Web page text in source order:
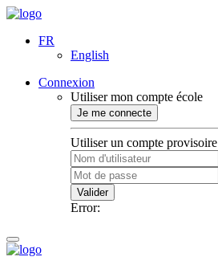
FR
English
Connexion
Utiliser mon compte école
Je me connecte
Utiliser un compte provisoire
Valider
Error: